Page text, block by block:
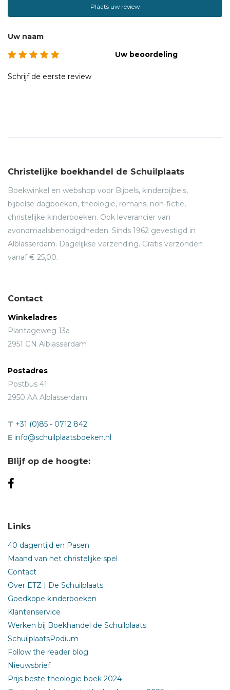
Plaats uw review
Uw naam
Uw beoordeling
Schrijf de eerste review
Christelijke boekhandel de Schuilplaats
Boekwinkel en webshop voor Bijbels, kinderbijbels,
bijbelse dagboeken, theologie, romans, non-fictie,
christelijke kinderboeken. Ook leverancier van
avondmaalsbenodigdheden. Sinds 1962 gevestigd in
Alblasserdam. Dagelijkse verzending. Gratis verzonden
vanaf € 25,00.
Contact
Winkeladres
Plantageweg 13a
2951 GN Alblasserdam
Postadres
Postbus 41
2950 AA Alblasserdam
T +31 (0)85 - 0712 842
E info@schuilplaatsboeken.nl
Blijf op de hoogte:
Links
40 dagentijd en Pasen
Maand van het christelijke spel
Contact
Over ETZ | De Schuilplaats
Goedkope kinderboeken
Klantenservice
Werken bij Boekhandel de Schuilplaats
SchuilplaatsPodium
Follow the reader blog
Nieuwsbrief
Prijs beste theologie boek 2024